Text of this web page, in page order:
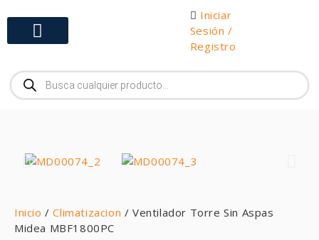
Iniciar
Sesión /
Registro
Inicio /Climatizacion / Ventilador Torre Sin Aspas
Midea MBF1800PC